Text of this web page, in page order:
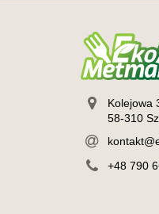
Kolejowa
58-310
+48 790